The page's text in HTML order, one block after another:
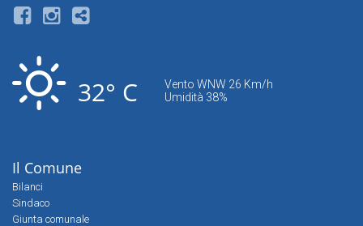
32° C
Vento WNW 26 Km/h
Umidità 38%
Il Comune
Bilanci
Sindaco
Giunta comunale